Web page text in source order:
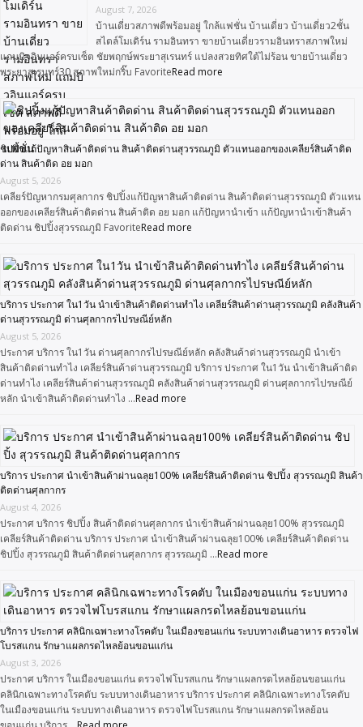
August 7, 2026
บ้านเดี่ยวสภาพดีพร้อมอยู่ ใกล้แฟชั่น บ้านเดี่ยว บ้านเดี่ยว2ชั้น
สไตล์โมเดิร์น รามอินทรา ขายบ้านเดี่ยวรามอินทราสภาพใหม่
แถมบิวอินแอร์ครบเซ็ต ชัยพฤกษ์พระยาสุเรนทร์ แปลงสวยทิศใต้ไม่ร้อน ขายบ้านเดี่ยว
พระยาสุเรนทร์30 สภาพใหม่กริ๊บ FavoriteRead more
ชิปปิ้งแก้ปัญหาสินค้าติดด่าน สินค้าติดด่านสุวรรณภูมิ ตัวแทนออกของเคลียร์สินค้าติด
ด่าน สินค้าติด อย มอก
August 5, 2026
เคลียร์ปัญหากรมศุลกากร ชิปปิ้งแก้ปัญหาสินค้าติดด่าน สินค้าติดด่านสุวรรณภูมิ ตัวแทน
ออกของเคลียร์สินค้าติดด่าน สินค้าติด อย มอก แก้ปัญหานำเข้า แก้ปัญหานำเข้าสินค้า
ติดด่าน ชิปปิ้งสุวรรณภูมิ FavoriteRead more
บริการ ประกาศ ใน1วัน นำเข้าสินค้าติดด่านทำไง เคลียร์สินค้าด่านสุวรรณภูมิ คลังสินค้า
ด่านสุวรรณภูมิ ด่านศุลกากรไปรษณีย์หลัก
August 5, 2026
ประกาศ บริการ ใน1วัน ด่านศุลกากรไปรษณีย์หลัก คลังสินค้าด่านสุวรรณภูมิ นำเข้า
สินค้าติดด่านทำไง เคลียร์สินค้าด่านสุวรรณภูมิ บริการ ประกาศ ใน1วัน นำเข้าสินค้าติด
ด่านทำไง เคลียร์สินค้าด่านสุวรรณภูมิ คลังสินค้าด่านสุวรรณภูมิ ด่านศุลกากรไปรษณีย์
หลัก นำเข้าสินค้าติดด่านทำไง …Read more
บริการ ประกาศ นำเข้าสินค้าผ่านฉลุย100% เคลียร์สินค้าติดด่าน ชิปปิ้ง สุวรรณภูมิ สินค้า
ติดด่านศุลกากร
August 4, 2026
ประกาศ บริการ ชิปปิ้ง สินค้าติดด่านศุลกากร นำเข้าสินค้าผ่านฉลุย100% สุวรรณภูมิ
เคลียร์สินค้าติดด่าน บริการ ประกาศ นำเข้าสินค้าผ่านฉลุย100% เคลียร์สินค้าติดด่าน
ชิปปิ้ง สุวรรณภูมิ สินค้าติดด่านศุลกากร สุวรรณภูมิ …Read more
บริการ ประกาศ คลินิกเฉพาะทางโรคตับ ในเมืองขอนแก่น ระบบทางเดินอาหาร ตรวจไฟ
โบรสแกน รักษาแผลกรดไหลย้อนขอนแก่น
August 3, 2026
ประกาศ บริการ ในเมืองขอนแก่น ตรวจไฟโบรสแกน รักษาแผลกรดไหลย้อนขอนแก่น
คลินิกเฉพาะทางโรคตับ ระบบทางเดินอาหาร บริการ ประกาศ คลินิกเฉพาะทางโรคตับ
ในเมืองขอนแก่น ระบบทางเดินอาหาร ตรวจไฟโบรสแกน รักษาแผลกรดไหลย้อน